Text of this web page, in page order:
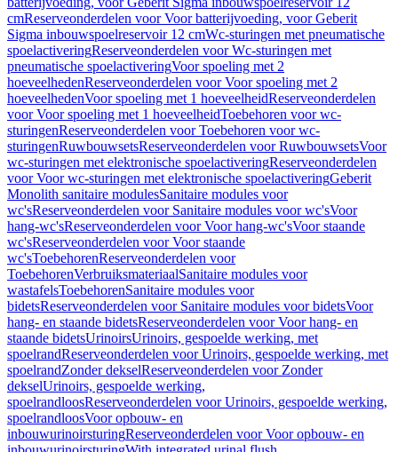
cmReserveonderdelen voor Voor batterijvoeding, voor Geberit
Sigma inbouwspoelreservoir 12 cmWc-sturingen met pneumatische
spoelactiveringReserveonderdelen voor Wc-sturingen met
pneumatische spoelactiveringVoor spoeling met 2
hoeveelhedenReserveonderdelen voor Voor spoeling met 2
hoeveelhedenVoor spoeling met 1 hoeveelheidReserveonderdelen
voor Voor spoeling met 1 hoeveelheidToebehoren voor wc-
sturingenReserveonderdelen voor Toebehoren voor wc-
sturingenRuwbouwsetsReserveonderdelen voor RuwbouwsetsVoor
wc-sturingen met elektronische spoelactiveringReserveonderdelen
voor Voor wc-sturingen met elektronische spoelactiveringGeberit
Monolith sanitaire modulesSanitaire modules voor
wc'sReserveonderdelen voor Sanitaire modules voor wc'sVoor
hang-wc'sReserveonderdelen voor Voor hang-wc'sVoor staande
wc'sReserveonderdelen voor Voor staande
wc'sToebehorenReserveonderdelen voor
ToebehorenVerbruiksmateriaalSanitaire modules voor
wastafelsToebehorenSanitaire modules voor
bidetsReserveonderdelen voor Sanitaire modules voor bidetsVoor
hang- en staande bidetsReserveonderdelen voor Voor hang- en
staande bidetsUrinoirsUrinoirs, gespoelde werking, met
spoelrandReserveonderdelen voor Urinoirs, gespoelde werking, met
spoelrandZonder dekselReserveonderdelen voor Zonder
dekselUrinoirs, gespoelde werking,
spoelrandloosReserveonderdelen voor Urinoirs, gespoelde werking,
spoelrandloosVoor opbouw- en
inbouwurinoirsturingReserveonderdelen voor Voor opbouw- en